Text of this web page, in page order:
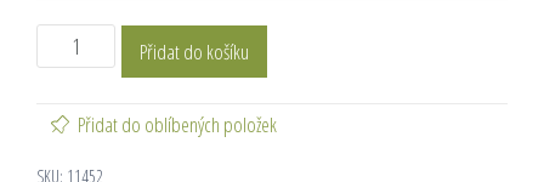
Přidat do košíku
Přidat do oblíbených položek
SKU: 11452